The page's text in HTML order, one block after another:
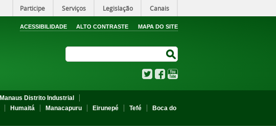
Participe Serviços Legislação Canais
ACESSIBILIDADE ALTO CONTRASTE MAPA DO SITE
TwitterFacebook
Manaus Distrito Industrial
Humaitá Manacapuru Eirunepé Tefé
Boca do